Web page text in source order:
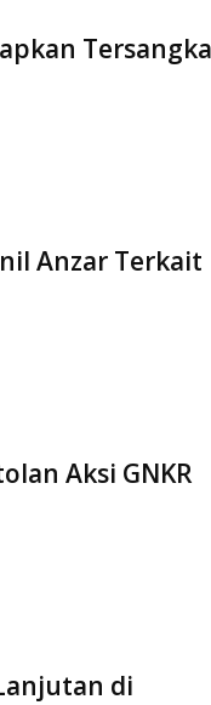
Tersangka
Anzar Terkait
Aksi GNKR
di